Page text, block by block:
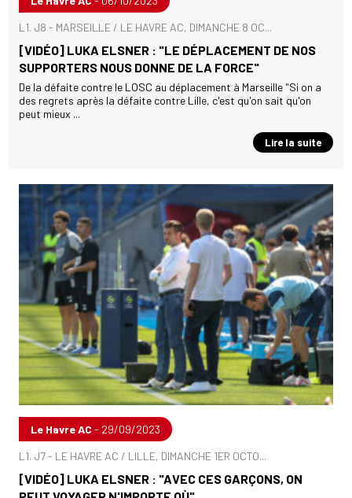
L1. J8 - MARSEILLE / LE HAVRE AC, DIMANCHE 8 OC...
[VIDÉO] LUKA ELSNER : "LE DÉPLACEMENT DE NOS
SUPPORTERS NOUS DONNE DE LA FORCE"
De la défaite contre le LOSC au déplacement à Marseille "Si on a
des regrets après la défaite contre Lille, c'est qu'on sait qu'on
peut mieux ...
Lire la suite
Le Havre AC - 29/09/2023
L1. J7 - LE HAVRE AC / LILLE, DIMANCHE 1ER OCTO...
[VIDÉO] LUKA ELSNER : "AVEC CES GARÇONS, ON